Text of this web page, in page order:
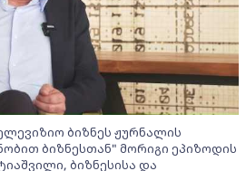
ბიზნეს ჟურნალის
ბიზნესთან" მორიგი ეპიზოდის
ბიზნესისა და